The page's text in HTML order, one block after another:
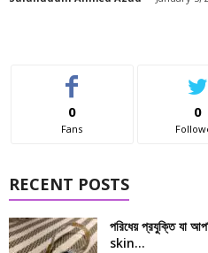
0
Fans
0
RECENT POSTS
পরিধেয় প্রযুক্তি যা
skin...